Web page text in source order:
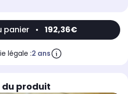
panier • 192,36€
légale :2 ans
du produit